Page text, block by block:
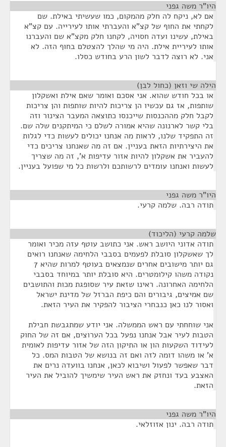
היו"ר משה גפני
אם לא, ניקח לה חלק מהמקום, כמו שעשיתי באילת. שם
לקחתי את החוף של קצ"א והעברתי אותו לעירייה. עם קצ"א
באילת, עשינו ועדה חסויה, לקחנו חלק מקצ"א שם והעברנו
אותו לעיריית אילת. היה מי שהלך להצטלם בחוף הזה. לא
אני. לא רוצה לדבר לשון הרע בחודש כסלו.
הילה שי וזאן (כחול לבן)
או בכל חודש שהוא. אני אסכם ואומר שאם אילת ואשקלון
שותפות, אז גם עכשיו הן צריכות להיות שותפות והן צריכות
לקבל חלק מההכנסות שייכנסו כתוצאה המעבר הצינור וזה
בלי קשר לארנונה שהיא אמורה לשלם כי המיתקנים שלה שם.
זה התפקיד שלנו, לראות מה אנחנו יכולים לעשות כדי לגלות
את היצירתיות הזאת בעניין. אם זה מה שאנחנו צריכים כדי
להעביר את אשקלון להיות אזור עדיפות א', זה מה שצריך
לעשות ואנחנו עומדים לרשותכם ולרשות כל מי שפועל בעניין.
היו"ר משה גפני
תודה רבה. שלמה קרעי.
שלמה קרעי (הליכוד)
תודה אדוני היושב ראש. אני כתושב עוטף עזה מכיר ואומר
לך שאשקלון סובלת לפעמים בסבבי הלחימה שאנחנו רואים
גם יותר מישובים אחרים שנמצאים בעוטף למרות שהיא 7
נקודה משהו קילומטרים. היא סובלת יותר במיוחד בסבבי
הלחימה האחרונה. ראינו שזאת עיר שסופגת מכות והתושבים
שם אמיצים, גיבורים והם כיפת הברזל של מדינת ישראל
ואסור לנו כאן כנבחרי הציבור להפקיר את העיר הזאת.
אני שוחחתי עם ראש הממשלה. אני יודע שמתגבשת חבילת
הטבות לעיר אבל אנחנו נפעל בכל הערוצים, אם זה של החוק
לעידוד השקעות הון או התיקון הזה של אזור עדיפות לאומית
א' או משהו דומה לזה ואם זה בנושא של הטבות המס. כל
דבר שאפשר לפעול ושיבוא לכאן, אנחנו בוועדה נרים את
האצבע בעד ונחזק את ראש העיר שימשיך להוביל את העיר
הזאת.
היו"ר משה גפני
תודה רבה. ינון אזוזלאי.